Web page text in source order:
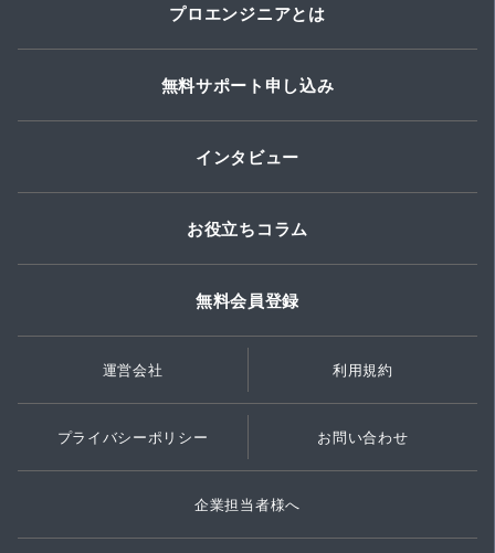
プロエンジニアとは
無料サポート申し込み
インタビュー
お役立ちコラム
無料会員登録
運営会社 利用規約
プライバシーポリシー お問い合わせ
企業担当者様へ